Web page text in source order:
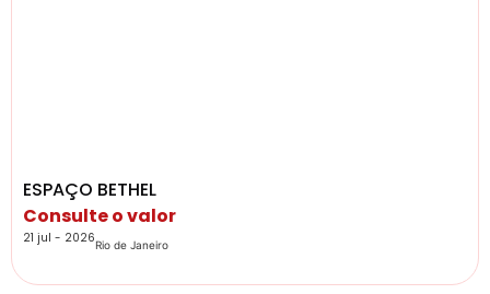
ESPAÇO BETHEL
Consulte o valor
21 jul - 2026Rio de Janeiro